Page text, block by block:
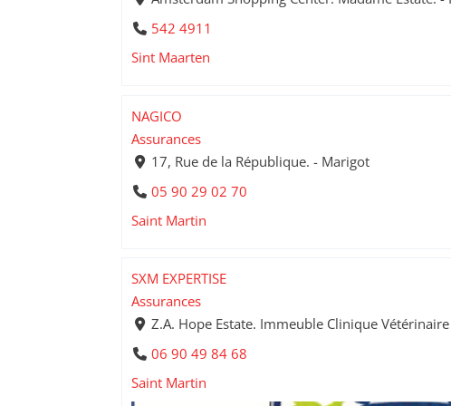
542 4911
Sint Maarten
NAGICO
Assurances
17, Rue de la République. - Marigot
05 90 29 02 70
Saint Martin
SXM EXPERTISE
Assurances
Z.A. Hope Estate. Immeuble Clinique
06 90 49 84 68
Saint Martin